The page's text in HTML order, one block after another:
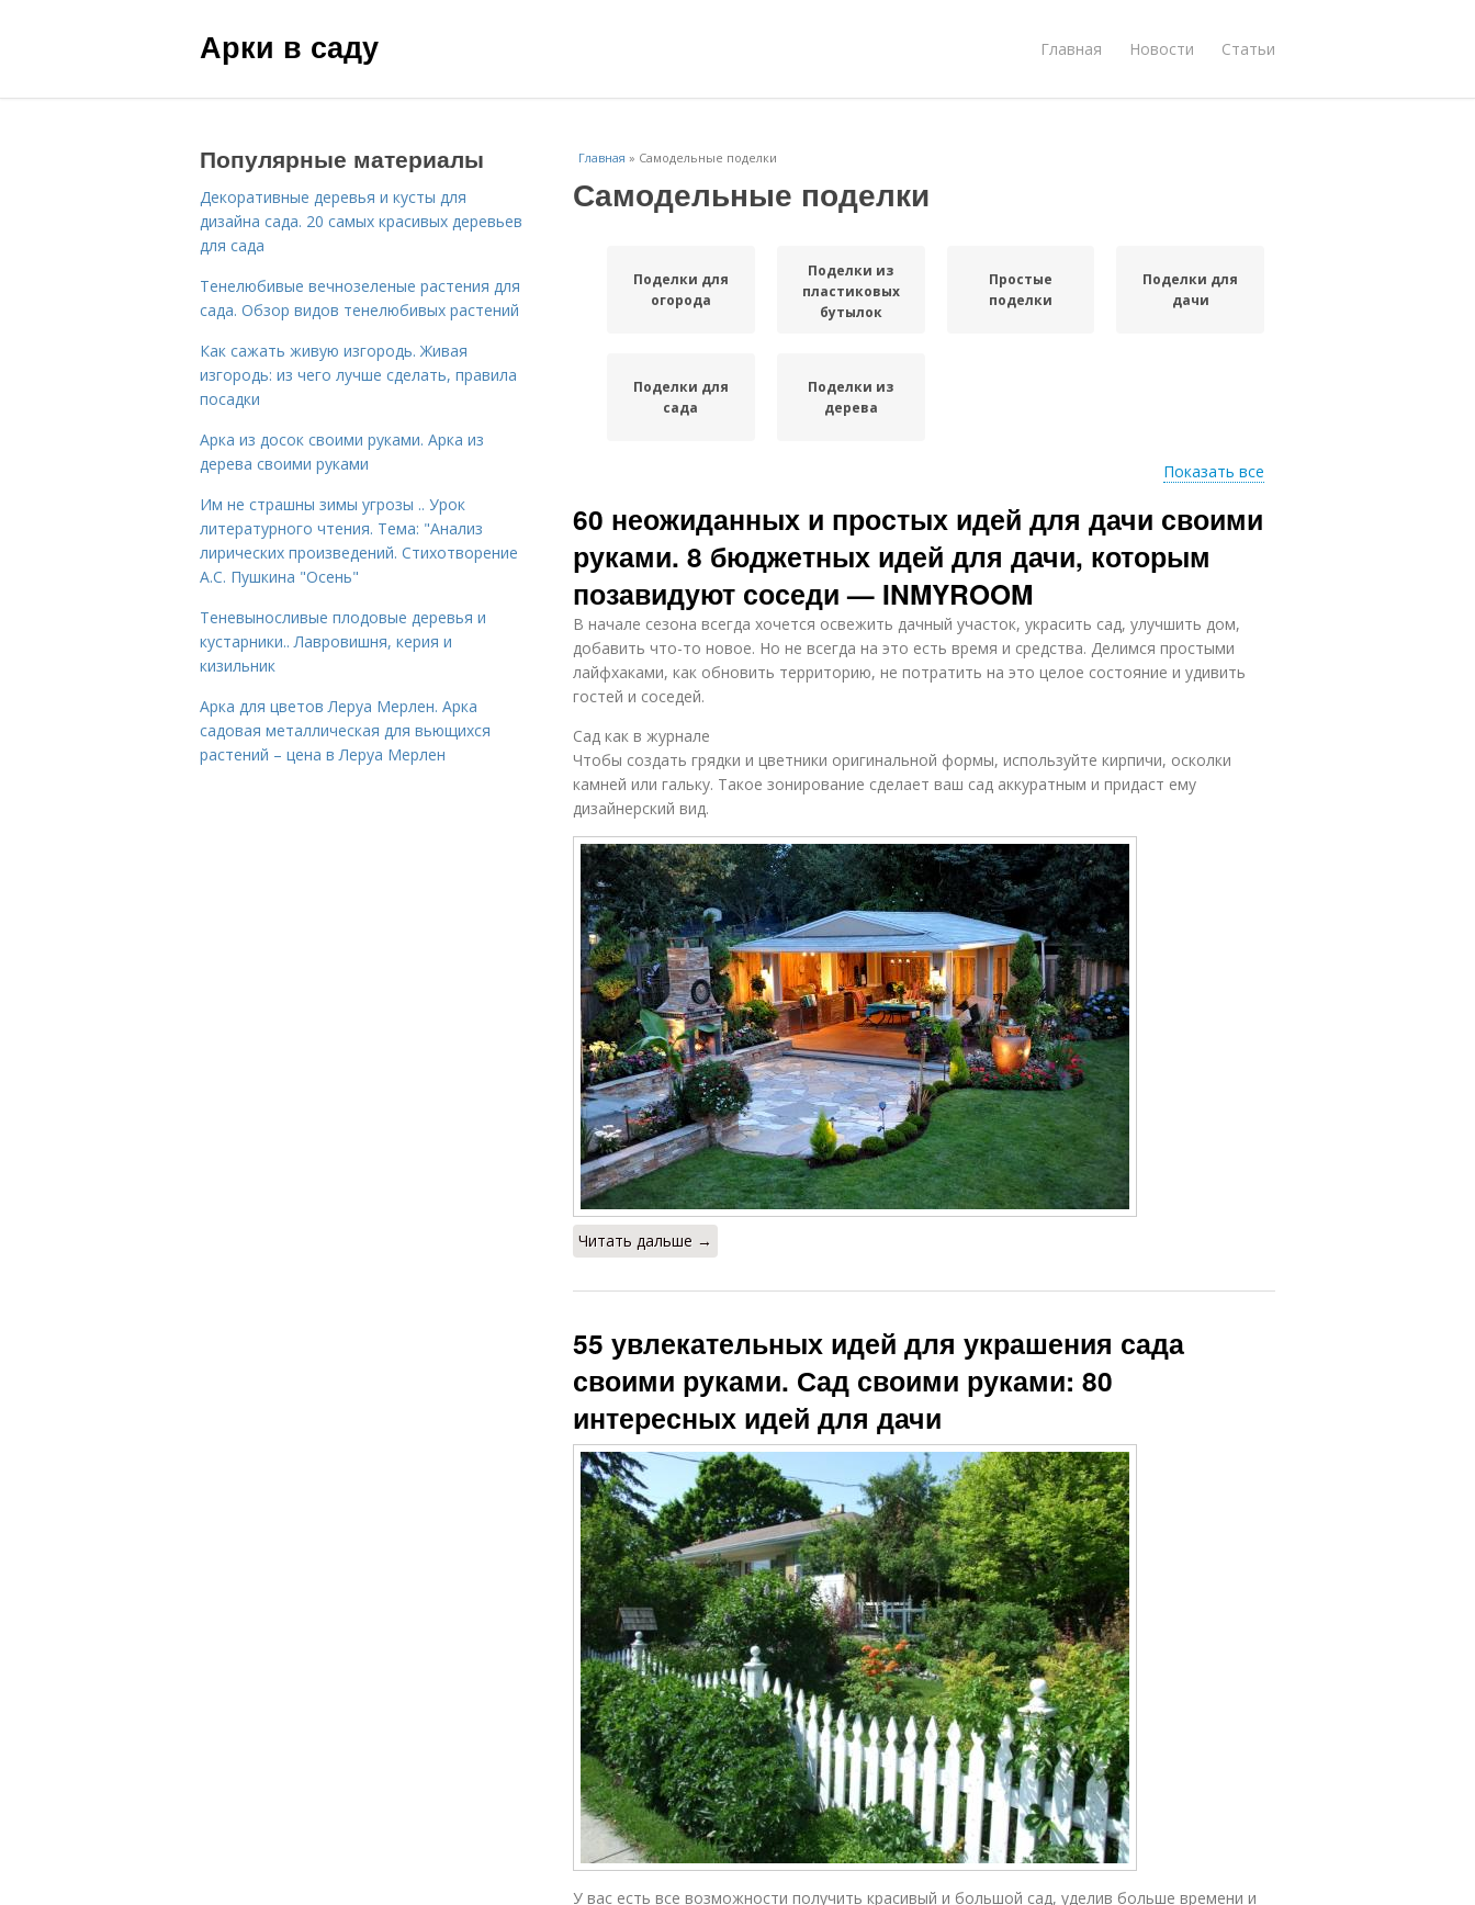
Арки в саду Главная Новости Статьи
Главная » Самодельные поделки
Самодельные поделки
Поделки для
огорода
Поделки из
пластиковых
бутылок
Простые
поделки
Поделки для
дачи
Поделки для
сада
Поделки из
дерева
Показать все
60 неожиданных и простых идей для дачи своими
руками. 8 бюджетных идей для дачи, которым
позавидуют соседи — INMYROOM
В начале сезона всегда хочется освежить дачный участок, украсить сад, улучшить дом,
добавить что-то новое. Но не всегда на это есть время и средства. Делимся простыми
лайфхаками, как обновить территорию, не потратить на это целое состояние и удивить
гостей и соседей.
Сад как в журнале
Чтобы создать грядки и цветники оригинальной формы, используйте кирпичи, осколки
камней или гальку. Такое зонирование сделает ваш сад аккуратным и придаст ему
дизайнерский вид.
Читать дальше →
55 увлекательных идей для украшения сада
своими руками. Сад своими руками: 80
интересных идей для дачи
У вас есть все возможности получить красивый и большой сад, уделив больше времени и
Популярные материалы
Декоративные деревья и кусты для
дизайна сада. 20 самых красивых деревьев
для сада
Тенелюбивые вечнозеленые растения для
сада. Обзор видов тенелюбивых растений
Как сажать живую изгородь. Живая
изгородь: из чего лучше сделать, правила
посадки
Арка из досок своими руками. Арка из
дерева своими руками
Им не страшны зимы угрозы .. Урок
литературного чтения. Тема: "Анализ
лирических произведений. Стихотворение
А.С. Пушкина "Осень"
Теневыносливые плодовые деревья и
кустарники.. Лавровишня, керия и
кизильник
Арка для цветов Леруа Мерлен. Арка
садовая металлическая для вьющихся
растений – цена в Леруа Мерлен